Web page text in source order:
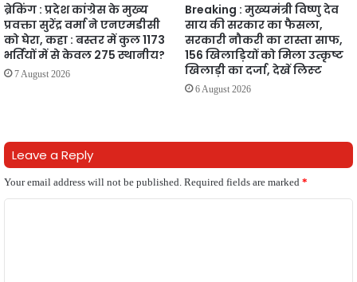
ब्रेकिंग : प्रदेश कांग्रेस के मुख्य
प्रवक्ता सुरेंद्र वर्मा ने एनएमडीसी
को घेरा, कहा : बस्तर में कुल 1173
भर्तियों में से केवल 275 स्थानीय?
7 August 2026
Breaking : मुख्यमंत्री विष्णु देव
साय की सरकार का फैसला,
सरकारी नौकरी का रास्ता साफ,
156 खिलाड़ियों को मिला उत्कृष्ट
खिलाड़ी का दर्जा, देखें लिस्‍ट
6 August 2026
Leave a Reply
Your email address will not be published. Required fields are marked *